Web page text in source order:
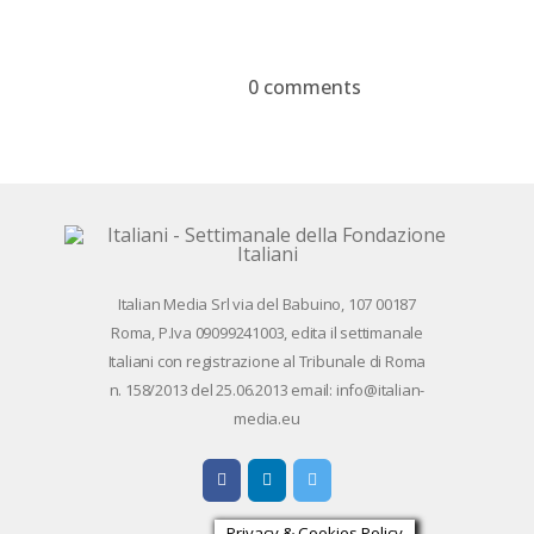
0 comments
Devi essere connesso per inviare un
commento.
Ita­lian Me­dia Srl via del Ba­bui­no, 107 00187
Roma, P.Iva 09099241003, edi­ta il set­ti­ma­na­le
Ita­lia­ni con re­gi­stra­zio­ne al Tri­bu­na­le di Roma
n. 158/​2013 del 25.06.2013 email: info@ita­lian­
me­dia.eu